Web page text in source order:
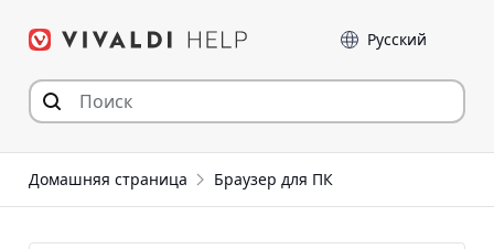
Language
Домашняя страница Браузер для ПК